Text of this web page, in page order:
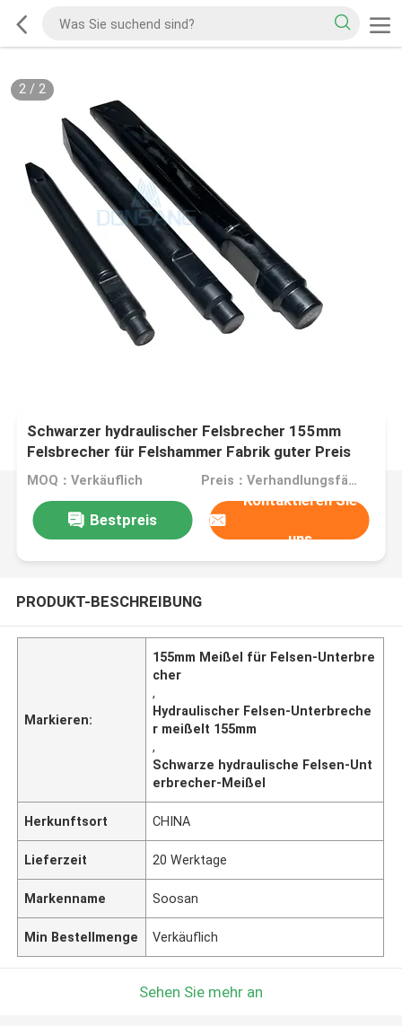
2/ 2
Schwarzer hydraulischer Felsbrecher 155mm
Felsbrecher für Felshammer Fabrik guter Preis
DS8C
MOQ：Verkäuflich Preis：Verhandlungsfähig
Bestpreis
Kontaktieren Sie
uns
PRODUKT-BESCHREIBUNG
Markieren:
155mm Meißel für Felsen-Unterbre
cher
,
Hydraulischer Felsen-Unterbreche
r meißelt 155mm
,
Schwarze hydraulische Felsen-Unt
erbrecher-Meißel
Herkunftsort CHINA
Lieferzeit 20 Werktage
Markenname Soosan
Min Bestellmenge Verkäuflich
Sehen Sie mehr an